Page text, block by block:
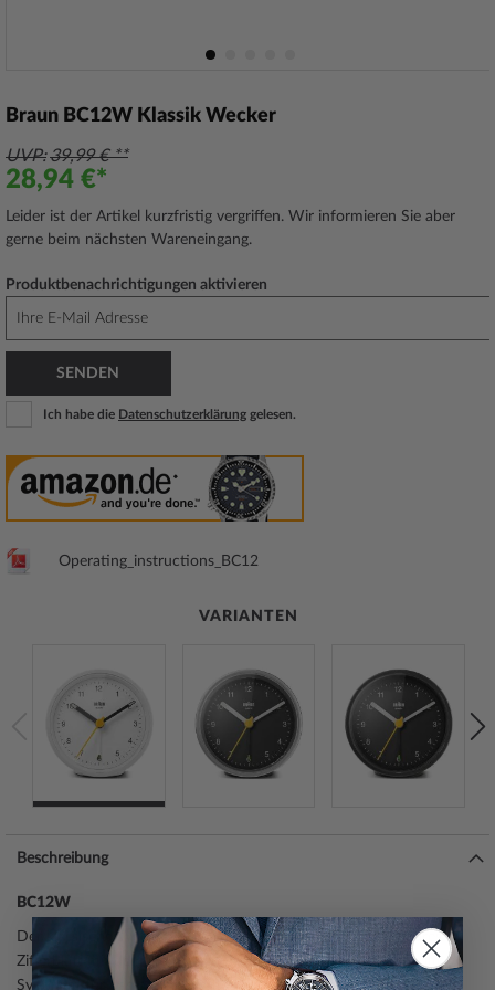
der
Bildergalerie
springen
Braun BC12W Klassik Wecker
UVP 39,99 €
28,94 €
Leider ist der Artikel kurzfristig vergriffen. Wir informieren Sie aber
gerne beim nächsten Wareneingang.
Produktbenachrichtigungen aktivieren
SENDEN
Ich habe die Datenschutzerklärung gelesen.
Operating_instructions_BC12
VARIANTEN
Beschreibung
BC12W
Der klassische Wecker BC12W verfügt über ein gut ablesbares
Zifferblatt mit dem ikonischen gelben Sekundenzeiger, der zum
Synonym für das preisgekrönte Design von Braun geworden ist.